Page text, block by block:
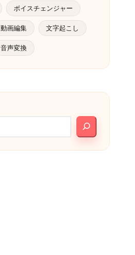
ボイスチェンジャー
動画編集 文字起こし
音声変換